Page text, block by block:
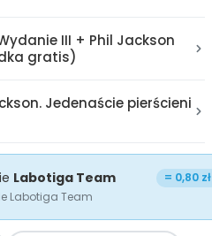
III + Phil Jackson
gratis)
Jedenaście pierścieni
Labotiga Team = 0,80 zł
Labotiga Team